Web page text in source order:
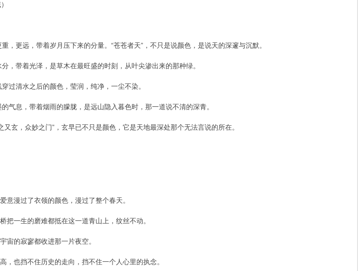
更远，带着岁月压下来的分量。“苍苍者天”，不只是说颜色，是说天的深邃与沉默。
带着光泽，是草木在最旺盛的时刻，从叶尖渗出来的那种绿。
过清水之后的颜色，莹润，纯净，一尘不染。
息，带着烟雨的朦胧，是远山隐入暮色时，那一道说不清的深青。
玄，众妙之门”，玄早已不只是颜色，它是天地最深处那个无法言说的所在。
漫过了衣领的颜色，漫过了整个春天。
一生的磨难都抵在这一道青山上，纹丝不动。
的寂寥都收进那一片夜空。
也挡不住历史的走向，挡不住一个人心里的执念。